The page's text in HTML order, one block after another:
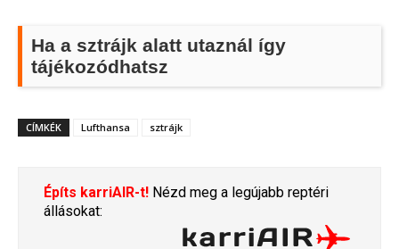
Ha a sztrájk alatt utaznál így
tájékozódhatsz
CÍMKÉK Lufthansa sztrájk
Építs karriAIR-t! Nézd meg a legújabb reptéri
állásokat: